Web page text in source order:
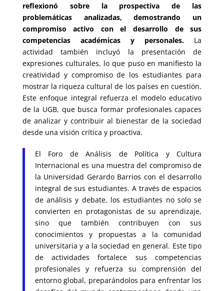
reflexionó sobre la prospectiva de las
problemáticas analizadas, demostrando un
compromiso activo con el desarrollo de sus
competencias académicas y personales. La
actividad también incluyó la presentación de
expresiones culturales, lo que puso en manifiesto la
creatividad y compromiso de los estudiantes para
mostrar la riqueza cultural de los países en cuestión.
Este enfoque integral refuerza el modelo educativo
de la UGB, que busca formar profesionales capaces
de analizar y contribuir al bienestar de la sociedad
desde una visión crítica y proactiva.
El Foro de Análisis de Política y Cultura
Internacional es una muestra del compromiso de
la Universidad Gerardo Barrios con el desarrollo
integral de sus estudiantes. A través de espacios
de análisis y debate, los estudiantes no solo se
convierten en protagonistas de su aprendizaje,
sino que también contribuyen con sus
conocimientos y propuestas a la comunidad
universitaria y a la sociedad en general. Este tipo
de actividades fortalece sus competencias
profesionales y refuerza su comprensión del
entorno global, preparándolos para enfrentar los